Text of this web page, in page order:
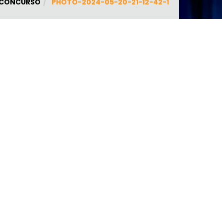
PHOTO-2024-05-20-21-12-42-1